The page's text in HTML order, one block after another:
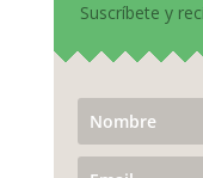
Suscríbete y